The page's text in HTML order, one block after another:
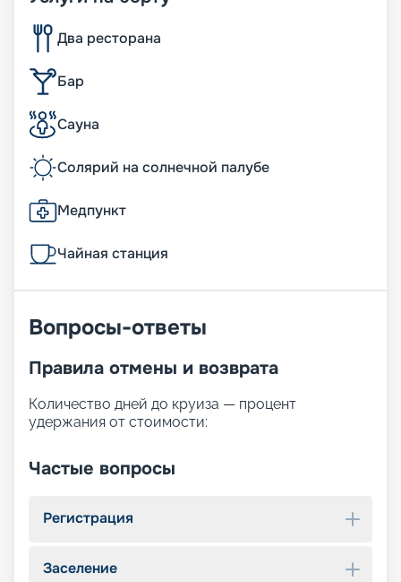
Два ресторана
Бар
Сауна
Солярий на солнечной палубе
Медпункт
Чайная станция
Вопросы-ответы
Правила отмены и возврата
Количество дней до круиза — процент
удержания от стоимости:
Частые вопросы
Регистрация
Заселение